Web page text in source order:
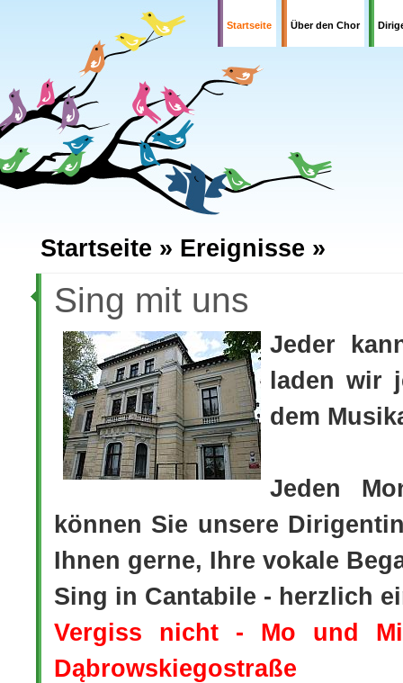
Startseite Über den Chor
Startseite » Ereignisse »
Sing mit uns
Jeder
laden wir
dem
Jeden
können Sie unsere
Ihnen gerne, Ihre vokale
Sing in Cantabile - herzlich
Vergiss nicht - Mo und
Dąbrowskiegostraße